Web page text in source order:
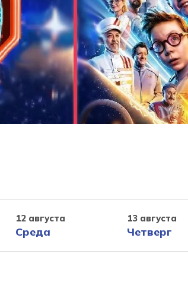
12 августа
Среда
13 августа
Четверг